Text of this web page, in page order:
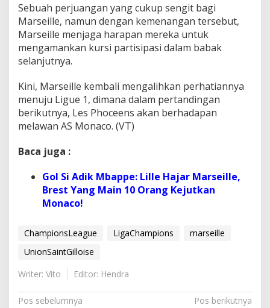
Sebuah perjuangan yang cukup sengit bagi
Marseille, namun dengan kemenangan tersebut,
Marseille menjaga harapan mereka untuk
mengamankan kursi partisipasi dalam babak
selanjutnya.
Kini, Marseille kembali mengalihkan perhatiannya
menuju Ligue 1, dimana dalam pertandingan
berikutnya, Les Phoceens akan berhadapan
melawan AS Monaco. (VT)
Baca juga :
Gol Si Adik Mbappe: Lille Hajar Marseille,
Brest Yang Main 10 Orang Kejutkan
Monaco!
ChampionsLeague LigaChampions
marseille
UnionSaintGilloise
Writer: Vito
Editor: Hendra
N
Pos sebelumnya
Pos berikutnya